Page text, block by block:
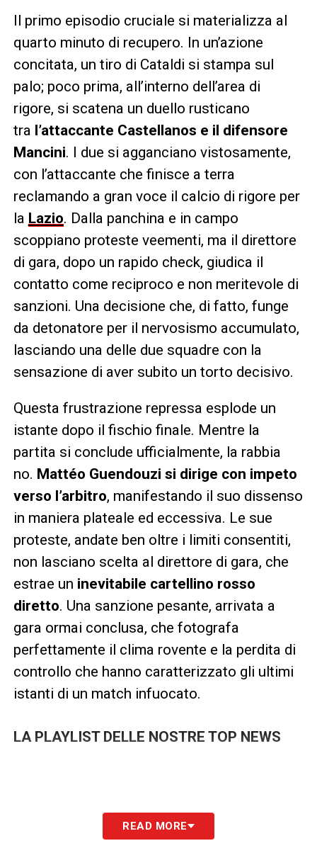
Il primo episodio cruciale si materializza al
quarto minuto di recupero. In un’azione
concitata, un tiro di Cataldi si stampa sul
palo; poco prima, all’interno dell’area di
rigore, si scatena un duello rusticano
tra l’attaccante Castellanos e il difensore
Mancini. I due si agganciano vistosamente,
con l’attaccante che finisce a terra
reclamando a gran voce il calcio di rigore per
la Lazio. Dalla panchina e in campo
scoppiano proteste veementi, ma il direttore
di gara, dopo un rapido check, giudica il
contatto come reciproco e non meritevole di
sanzioni. Una decisione che, di fatto, funge
da detonatore per il nervosismo accumulato,
lasciando una delle due squadre con la
sensazione di aver subito un torto decisivo.
Questa frustrazione repressa esplode un
istante dopo il fischio finale. Mentre la
partita si conclude ufficialmente, la rabbia
no. Mattéo Guendouzi si dirige con impeto
verso l’arbitro, manifestando il suo dissenso
in maniera plateale ed eccessiva. Le sue
proteste, andate ben oltre i limiti consentiti,
non lasciano scelta al direttore di gara, che
estrae un inevitabile cartellino rosso
diretto. Una sanzione pesante, arrivata a
gara ormai conclusa, che fotografa
perfettamente il clima rovente e la perdita di
controllo che hanno caratterizzato gli ultimi
istanti di un match infuocato.
LA PLAYLIST DELLE NOSTRE TOP NEWS
READ MORE